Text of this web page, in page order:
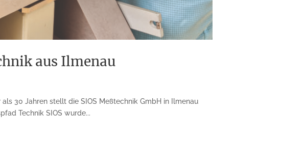
aus Ilmenau
30 Jahren stellt die SIOS Meßtechnik GmbH in Ilmenau
Technik SIOS wurde...